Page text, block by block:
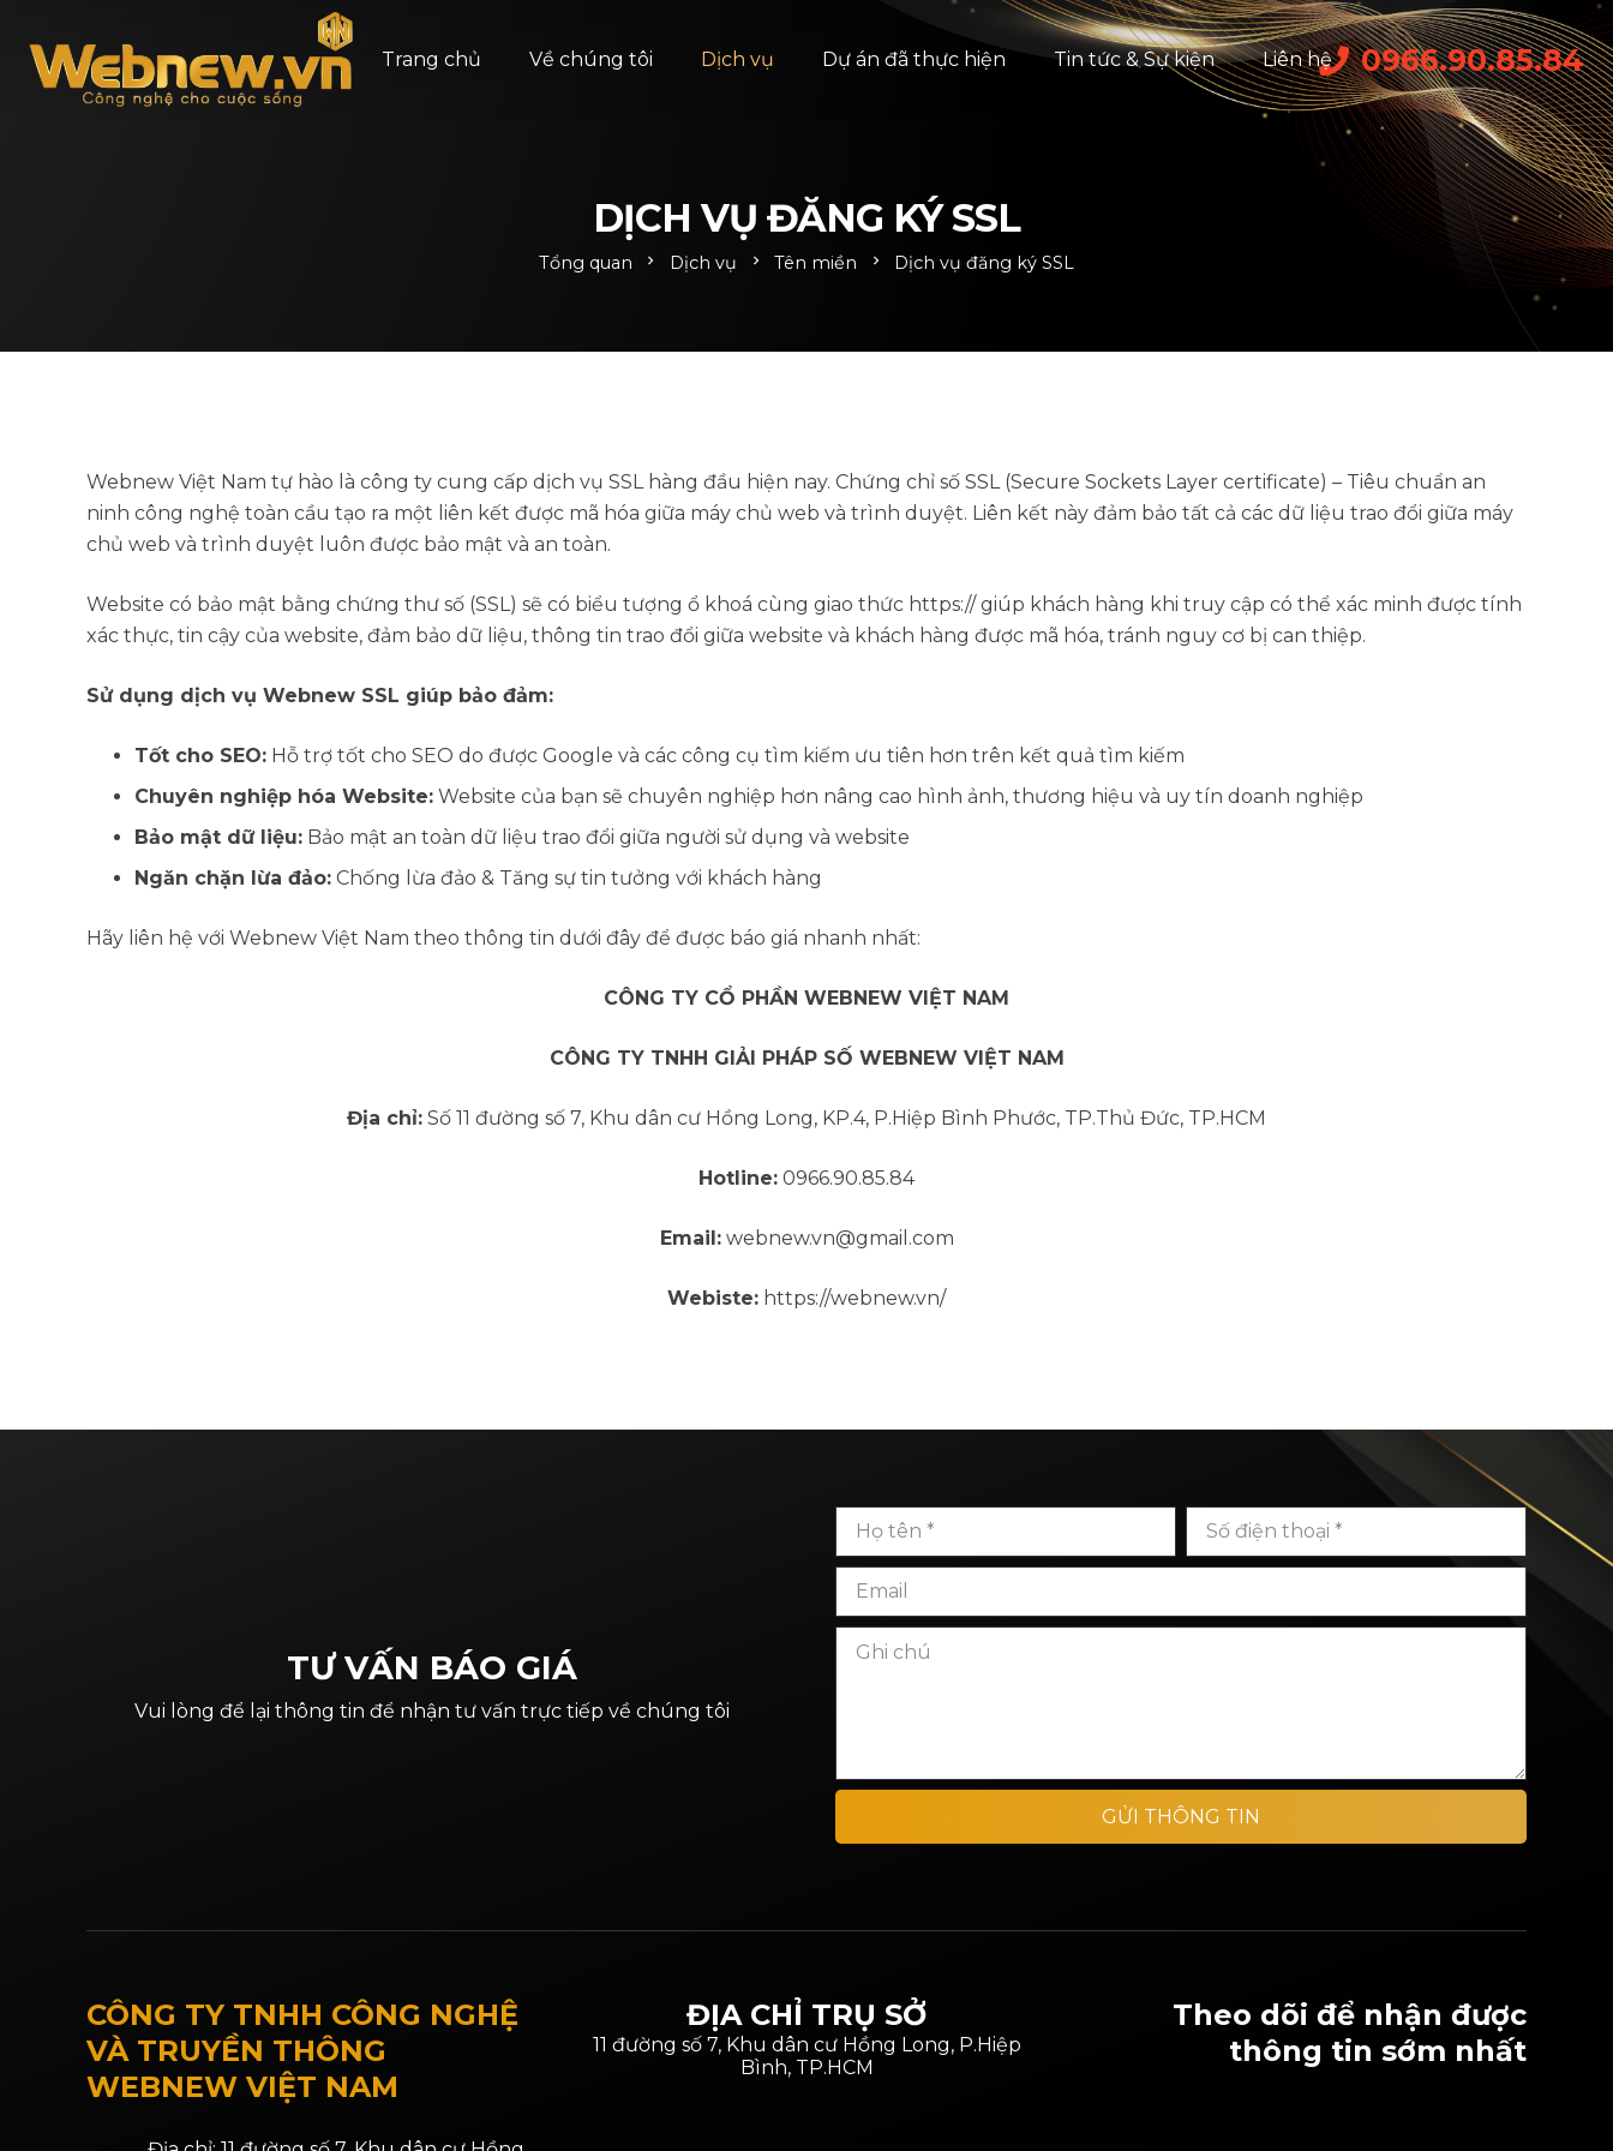
Trang chủ Về chúng tôi Dịch vụ Dự án đã thực hiện Tin tức & Sự kiện Liên hệ 0966.90.85.84
DỊCH VỤ ĐĂNG KÝ SSL
Tổng quan chevron_right Dịch vụ chevron_right Tên miền chevron_right Dịch vụ đăng ký SSL
Webnew Việt Nam tự hào là công ty cung cấp dịch vụ SSL hàng đầu hiện nay. Chứng chỉ số SSL (Secure Sockets Layer certificate) – Tiêu chuẩn an
ninh công nghệ toàn cầu tạo ra một liên kết được mã hóa giữa máy chủ web và trình duyệt. Liên kết này đảm bảo tất cả các dữ liệu trao đổi giữa máy
chủ web và trình duyệt luôn được bảo mật và an toàn.
Website có bảo mật bằng chứng thư số (SSL) sẽ có biểu tượng ổ khoá cùng giao thức https:// giúp khách hàng khi truy cập có thể xác minh được tính
xác thực, tin cậy của website, đảm bảo dữ liệu, thông tin trao đổi giữa website và khách hàng được mã hóa, tránh nguy cơ bị can thiệp.
Sử dụng dịch vụ Webnew SSL giúp bảo đảm:
Tốt cho SEO: Hỗ trợ tốt cho SEO do được Google và các công cụ tìm kiếm ưu tiên hơn trên kết quả tìm kiếm
Chuyên nghiệp hóa Website: Website của bạn sẽ chuyên nghiệp hơn nâng cao hình ảnh, thương hiệu và uy tín doanh nghiệp
Bảo mật dữ liệu: Bảo mật an toàn dữ liệu trao đổi giữa người sử dụng và website
Ngăn chặn lừa đảo: Chống lừa đảo & Tăng sự tin tưởng với khách hàng
Hãy liên hệ với Webnew Việt Nam theo thông tin dưới đây để được báo giá nhanh nhất:
CÔNG TY CỔ PHẦN WEBNEW VIỆT NAM
CÔNG TY TNHH GIẢI PHÁP SỐ WEBNEW VIỆT NAM
Địa chỉ: Số 11 đường số 7, Khu dân cư Hồng Long, KP.4, P.Hiệp Bình Phước, TP.Thủ Đức, TP.HCM
Hotline: 0966.90.85.84
Email:webnew.vn@gmail.com
Webiste: https://webnew.vn/
TƯ VẤN BÁO GIÁ
Vui lòng để lại thông tin để nhận tư vấn trực tiếp về chúng tôi
GỬI THÔNG TIN
CÔNG TY TNHH CÔNG NGHỆ
VÀ TRUYỀN THÔNG
WEBNEW VIỆT NAM
ĐỊA CHỈ TRỤ SỞ
11 đường số 7, Khu dân cư Hồng Long, P.Hiệp
Bình, TP.HCM
Theo dõi để nhận được
thông tin sớm nhất